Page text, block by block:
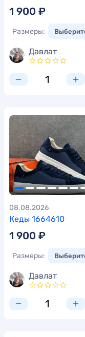
1 900 ₽
Размеры:
Давлат
Кеды 1664610
08.08.2026
1 900 ₽
Размеры:
Давлат